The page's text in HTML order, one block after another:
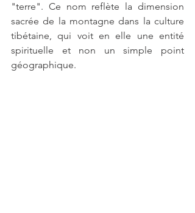
"terre". Ce nom reflète la dimension
sacrée de la montagne dans la culture
tibétaine, qui voit en elle une entité
spirituelle et non un simple point
géographique.